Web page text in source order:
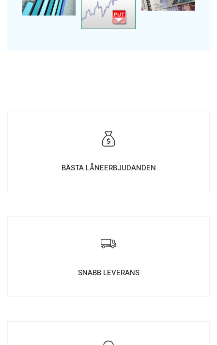
BÄSTA LÅNEERBJUDANDEN
SNABB LEVERANS